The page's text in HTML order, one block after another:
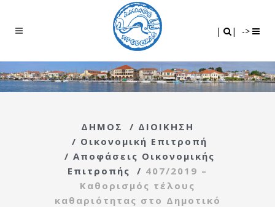
| | ->
ΔΗΜΟΣ / ΔΙΟΙΚΗΣΗ
/ Οικονομική Επιτροπή
/ Αποφάσεις Οικονομικής
Επιτροπής
/ 407/2019 –
Καθορισμός τέλους
καθαριότητας στο Δημοτικό